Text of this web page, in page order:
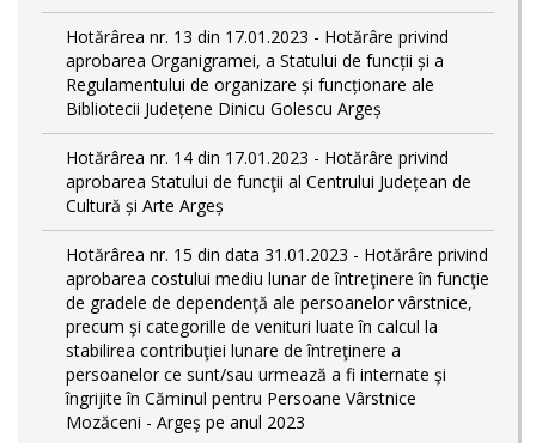
Hotărârea nr. 13 din 17.01.2023 - Hotărâre privind
aprobarea Organigramei, a Statului de funcții și a
Regulamentului de organizare și funcționare ale
Bibliotecii Județene Dinicu Golescu Argeș
Hotărârea nr. 14 din 17.01.2023 - Hotărâre privind
aprobarea Statului de funcţii al Centrului Județean de
Cultură și Arte Argeș
Hotărârea nr. 15 din data 31.01.2023 - Hotărâre privind
aprobarea costului mediu lunar de întreţinere în funcţie
de gradele de dependenţă ale persoanelor vârstnice,
precum şi categorille de venituri luate în calcul la
stabilirea contribuţiei lunare de întreţinere a
persoanelor ce sunt/sau urmează a fi internate şi
îngrijite în Căminul pentru Persoane Vârstnice
Mozăceni - Argeş pe anul 2023